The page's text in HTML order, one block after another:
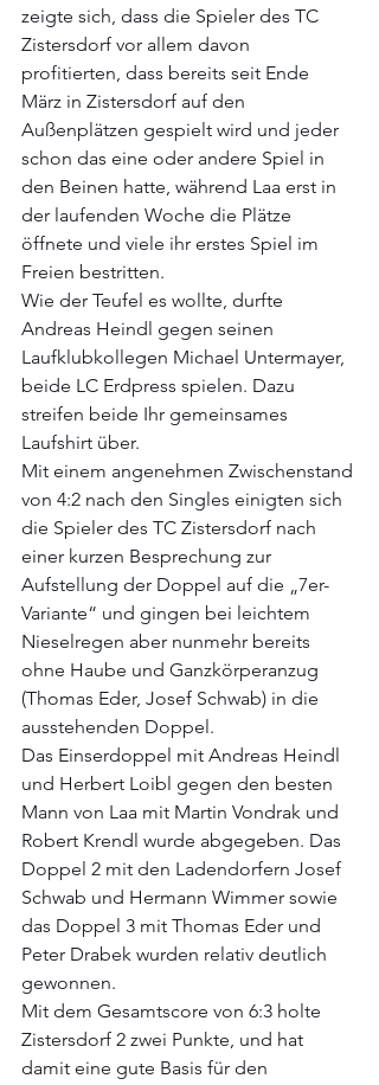
zeigte sich, dass die Spieler des TC
Zistersdorf vor allem davon
profitierten, dass bereits seit Ende
März in Zistersdorf auf den
Außenplätzen gespielt wird und jeder
schon das eine oder andere Spiel in
den Beinen hatte, während Laa erst in
der laufenden Woche die Plätze
öffnete und viele ihr erstes Spiel im
Freien bestritten.
Wie der Teufel es wollte, durfte
Andreas Heindl gegen seinen
Laufklubkollegen Michael Untermayer,
beide LC Erdpress spielen. Dazu
streifen beide Ihr gemeinsames
Laufshirt über.
Mit einem angenehmen Zwischenstand
von 4:2 nach den Singles einigten sich
die Spieler des TC Zistersdorf nach
einer kurzen Besprechung zur
Aufstellung der Doppel auf die „7er-
Variante“ und gingen bei leichtem
Nieselregen aber nunmehr bereits
ohne Haube und Ganzkörperanzug
(Thomas Eder, Josef Schwab) in die
ausstehenden Doppel.
Das Einserdoppel mit Andreas Heindl
und Herbert Loibl gegen den besten
Mann von Laa mit Martin Vondrak und
Robert Krendl wurde abgegeben. Das
Doppel 2 mit den Ladendorfern Josef
Schwab und Hermann Wimmer sowie
das Doppel 3 mit Thomas Eder und
Peter Drabek wurden relativ deutlich
gewonnen.
Mit dem Gesamtscore von 6:3 holte
Zistersdorf 2 zwei Punkte, und hat
damit eine gute Basis für den